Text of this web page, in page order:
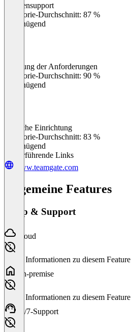
Kundensupport
Kategorie-Durchschnitt: 87 %
Ungenügend
Erfüllung der Anforderungen
Kategorie-Durchschnitt: 90 %
Ungenügend
Einfache Einrichtung
Kategorie-Durchschnitt: 83 %
Ungenügend
Weiterführende Links
www.teamgate.com
Allgemeine Features
Setup & Support
Cloud
Keine Informationen zu diesem Feature
On-premise
Keine Informationen zu diesem Feature
24/7-Support